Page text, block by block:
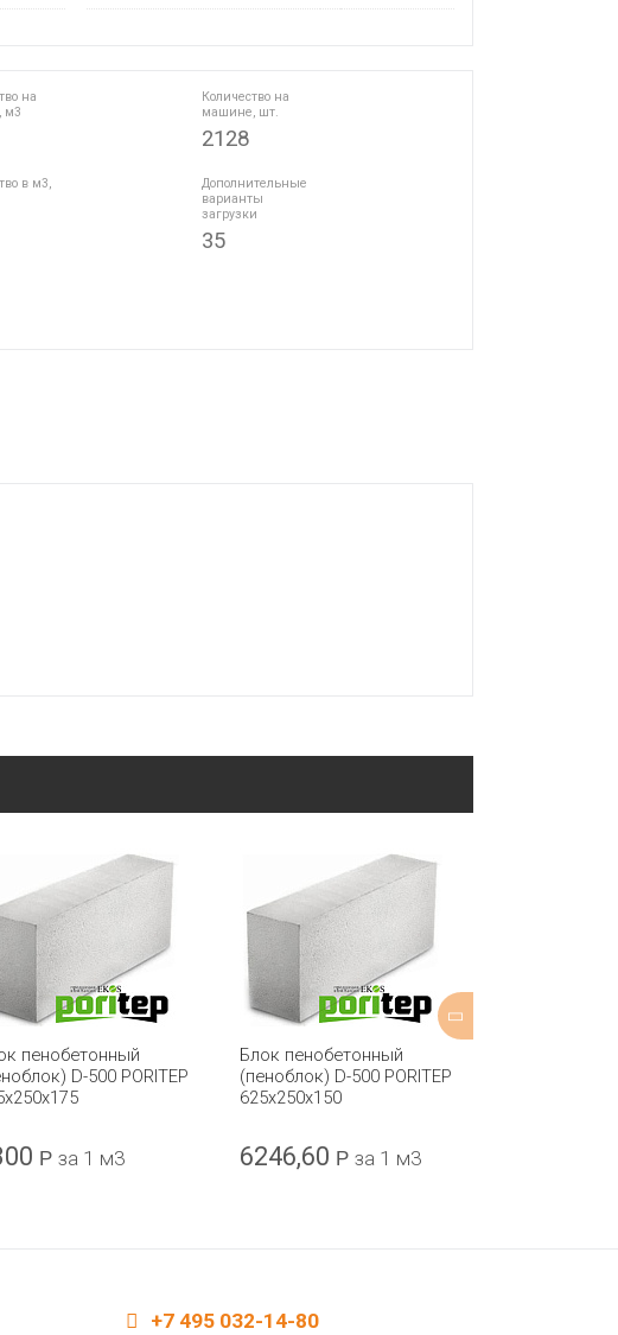
на
м3
Количество на
машине, шт.
2128
в м3,
Дополнительные
варианты
загрузки
35
пенобетонный
D-500 PORITEP
Р за 1 м3
Блок пенобетонный
(пеноблок) D-500 PORITEP
625х250х150
6246,60 Р за 1 м3
+7 495 032-14-80